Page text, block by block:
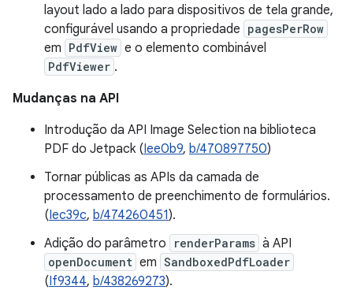
layout lado a lado para dispositivos de tela grande,
configurável usando a propriedade pagesPerRow
em PdfView e o elemento combinável
PdfViewer .
Mudanças na API
Introdução da API Image Selection na biblioteca
PDF do Jetpack (Iee0b9, b/470897750)
Tornar públicas as APIs da camada de
processamento de preenchimento de formulários.
(Iec39c, b/474260451).
Adição do parâmetro
renderParams à API
openDocument em SandboxedPdfLoader
(If9344, b/438269273).